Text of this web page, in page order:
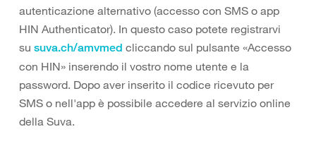
autenticazione alternativo (accesso con SMS o app
HIN Authenticator). In questo caso potete registrarvi
su suva.ch/amvmed cliccando sul pulsante «Accesso
con HIN» inserendo il vostro nome utente e la
password. Dopo aver inserito il codice ricevuto per
SMS o nell'app è possibile accedere al servizio online
della Suva.